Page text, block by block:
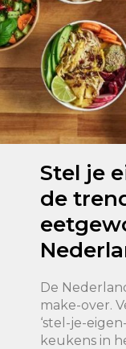
Stel je
de
De
make-over.
‘stel-je-
keukens in